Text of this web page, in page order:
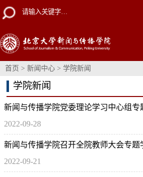
首页 > 新闻中心 > 学院新闻
学院新闻
新闻与传播学院党委理论学习中心组专
给中新社70周年的贺信
2022-09-28
新闻与传播学院召开全院教师大会专题
次党代会精神
2022-09-21